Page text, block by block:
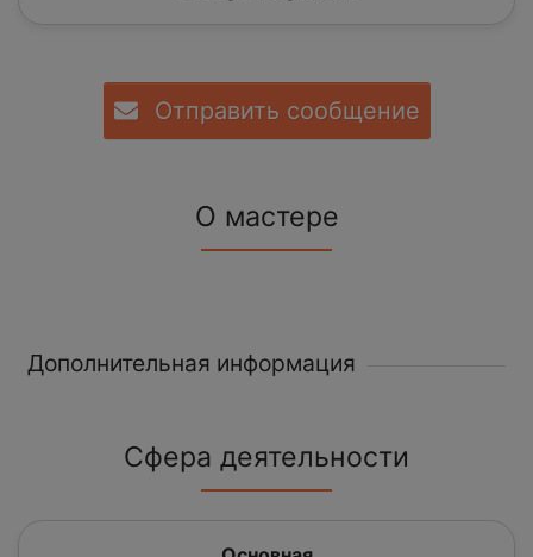
Отправить сообщение
О мастере
Дополнительная информация
Сфера деятельности